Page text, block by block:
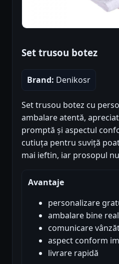
Set trusou botez
Brand: Denikosr
Set trusou botez cu
ambalare atentă,
promptă și aspectul
cutiuța pentru suviță
mai ieftin, iar prosopul
Avantaje
personalizare
ambalare bine
comunicare
aspect conform
livrare rapidă